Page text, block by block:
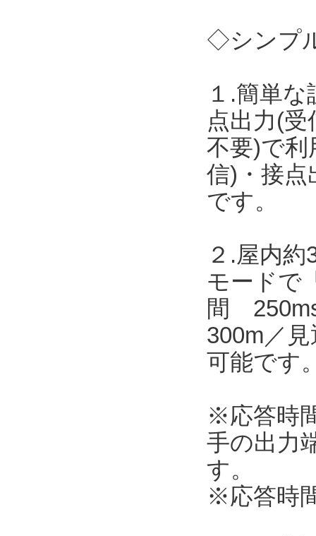
◇シンプ
１.簡単
点出力(
不要)で利
信)・接点
です。
２.屋内
モードで
間
300m／
可能です
※応答時
手の出力
す。
※応答時